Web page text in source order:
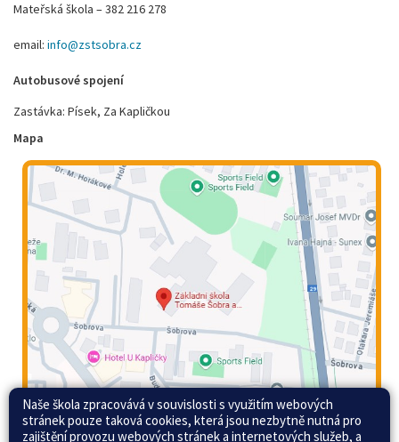
Mateřská škola – 382 216 278
email: info@zstsobra.cz
Autobusové spojení
Zastávka: Písek, Za Kapličkou
Mapa
Naše škola zpracovává v souvislosti s využitím webových
stránek pouze taková cookies, která jsou nezbytně nutná pro
zajištění provozu webových stránek a internetových služeb, a